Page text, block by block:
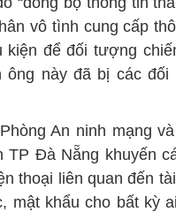
vô tình cung cấp
kiện để đối tượng
ông này đã bị các
An ninh mạng
TP Đà Nẵng khuyến
thoại liên quan đến
mật khẩu cho bất kỳ